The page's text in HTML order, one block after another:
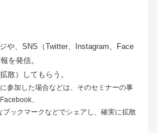
や、SNS（Twitter、Instagram、Face
を発信。
散）してもらう。
参加した場合などは、そのセミナーの事
、
ックマークなどでシェアし、確実に拡散